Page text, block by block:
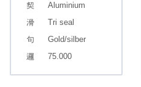
Aluminium
Tri seal
Gold/silber
75.000